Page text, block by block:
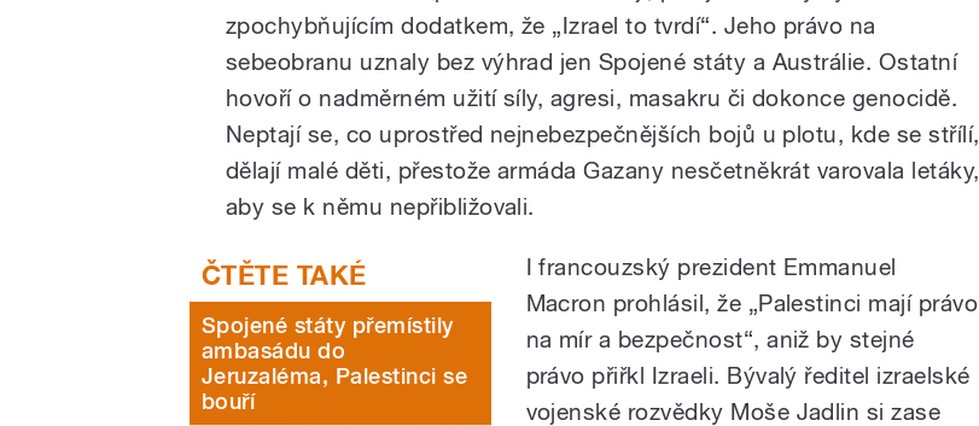
zpochybňujícím dodatkem, že „Izrael to tvrdí“. Jeho právo na
sebeobranu uznaly bez výhrad jen Spojené státy a Austrálie. Ostatní
hovoří o nadměrném užití síly, agresi, masakru či dokonce genocidě.
Neptají se, co uprostřed nejnebezpečnějších bojů u plotu, kde se střílí,
dělají malé děti, přestože armáda Gazany nesčetněkrát varovala letáky,
aby se k němu nepřibližovali.
Spojené státy přemístily
ambasádu do
Jeruzaléma, Palestinci se
bouří
I francouzský prezident Emmanuel
Macron prohlásil, že „Palestinci mají právo
na mír a bezpečnost“, aniž by stejné
právo přiřkl Izraeli. Bývalý ředitel izraelské
vojenské rozvědky Moše Jadlin si zase